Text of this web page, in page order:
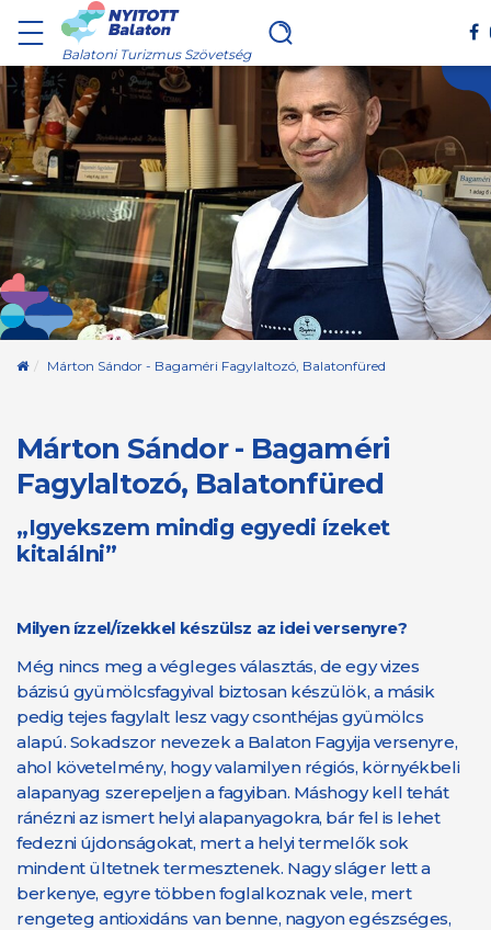
Balatoni Turizmus Szövetség
Kezdőoldal
Márton Sándor - Bagaméri Fagylaltozó, Balatonfüred
Márton Sándor - Bagaméri
Fagylaltozó, Balatonfüred
„Igyekszem mindig egyedi ízeket
kitalálni”
Milyen ízzel/ízekkel készülsz az idei versenyre?
Még nincs meg a végleges választás, de egy vizes
bázisú gyümölcsfagyival biztosan készülök, a másik
pedig tejes fagylalt lesz vagy csonthéjas gyümölcs
alapú. Sokadszor nevezek a Balaton Fagyija versenyre,
ahol követelmény, hogy valamilyen régiós, környékbeli
alapanyag szerepeljen a fagyiban. Máshogy kell tehát
ránézni az ismert helyi alapanyagokra, bár fel is lehet
fedezni újdonságokat, mert a helyi termelők sok
mindent ültetnek termesztenek. Nagy sláger lett a
berkenye, egyre többen foglalkoznak vele, mert
rengeteg antioxidáns van benne, nagyon egészséges,